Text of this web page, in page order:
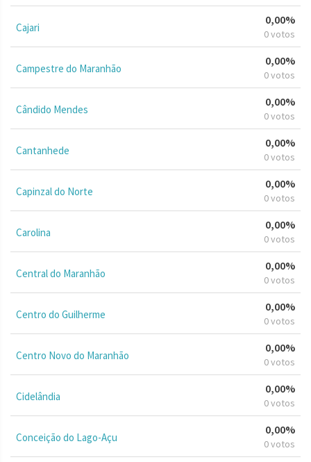
Cajari
0,00%
0 votos
Campestre do Maranhão
0,00%
0 votos
Cândido Mendes
0,00%
0 votos
Cantanhede
0,00%
0 votos
Capinzal do Norte
0,00%
0 votos
Carolina
0,00%
0 votos
Central do Maranhão
0,00%
0 votos
Centro do Guilherme
0,00%
0 votos
Centro Novo do Maranhão
0,00%
0 votos
Cidelândia
0,00%
0 votos
Conceição do Lago-Açu
0,00%
0 votos